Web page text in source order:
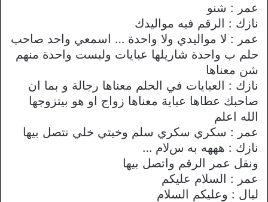
عمر : شنو
نازك : الرقم فيه مواليدك
عمر : ﻻ مواليدي وﻻ واحدة … اسمعي واحد صاحب
حلم ب واحدة شاريلها عبايات ولبست واحدة منهم
شن معناها
نازك : العبايات في الحلم معناها رجالة و بما ان
صاحبك عطاها عباية معناها زواج او هو بيتزوجها
الله اعلم
عمر : سكري سكري سلم وخيتي خلي نتصل بيها
نازك : هههه به سﻻم …
ونقل عمر الرقم واتصل بيها
عمر : السلام عليكم
ليال : وعليكم السلام